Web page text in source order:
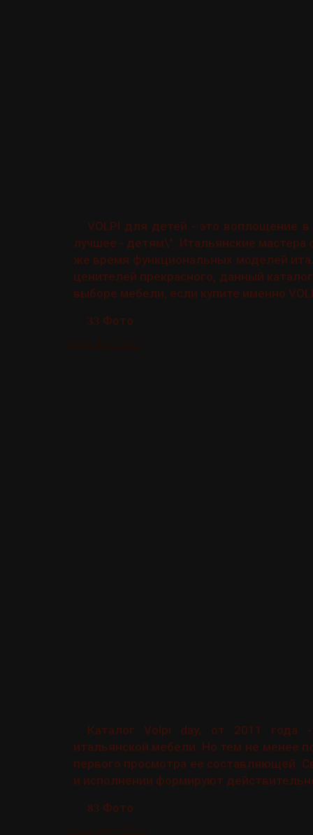
VOLPI для детей - это воплощение
лучшее - детям\". Итальянские
же время функциональных моделей
ценителей прекрасного, данный
выборе мебели, если купите именно
33 Фото
Каталог Volpi day, от 2011 года
итальянской мебели. Но тем не менее
первого просмотра ее составляющей.
и исполнении формируют
83 Фото